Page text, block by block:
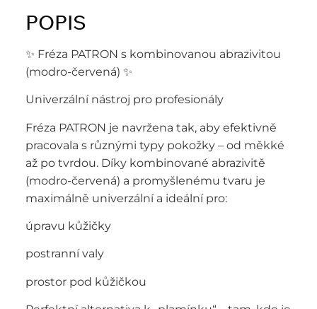
POPIS
✨ Fréza PATRON s kombinovanou abrazivitou
(modro-červená) ✨
Univerzální nástroj pro profesionály
Fréza PATRON je navržena tak, aby efektivně
pracovala s různými typy pokožky – od měkké
až po tvrdou. Díky kombinované abrazivitě
(modro-červená) a promyšlenému tvaru je
maximálně univerzální a ideální pro:
úpravu kůžičky
postranní valy
prostor pod kůžičkou